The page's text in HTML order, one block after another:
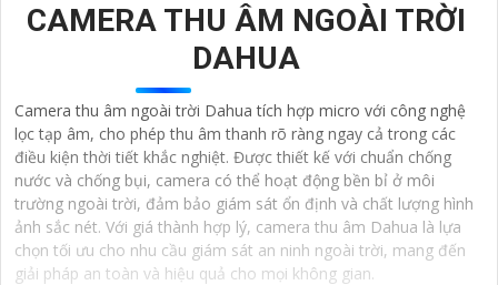
CAMERA THU ÂM NGOÀI TRỜI
DAHUA
Camera thu âm ngoài trời Dahua tích hợp micro với công nghệ
lọc tạp âm, cho phép thu âm thanh rõ ràng ngay cả trong các
điều kiện thời tiết khắc nghiệt. Được thiết kế với chuẩn chống
nước và chống bụi, camera có thể hoạt động bền bỉ ở môi
trường ngoài trời, đảm bảo giám sát ổn định và chất lượng hình
ảnh sắc nét. Với giá thành hợp lý, camera thu âm Dahua là lựa
chọn tối ưu cho nhu cầu giám sát an ninh ngoài trời, mang đến
giải pháp an toàn và hiệu quả cho mọi không gian.